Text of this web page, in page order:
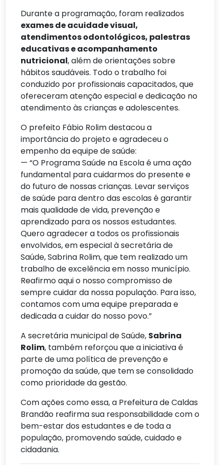
Durante a programação, foram realizados
exames de acuidade visual,
atendimentos odontológicos, palestras
educativas e acompanhamento
nutricional, além de orientações sobre
hábitos saudáveis. Todo o trabalho foi
conduzido por profissionais capacitados, que
ofereceram atenção especial e dedicação no
atendimento às crianças e adolescentes.
O prefeito Fábio Rolim destacou a
importância do projeto e agradeceu o
empenho da equipe de saúde:
— “O Programa Saúde na Escola é uma ação
fundamental para cuidarmos do presente e
do futuro de nossas crianças. Levar serviços
de saúde para dentro das escolas é garantir
mais qualidade de vida, prevenção e
aprendizado para os nossos estudantes.
Quero agradecer a todos os profissionais
envolvidos, em especial à secretária de
Saúde, Sabrina Rolim, que tem realizado um
trabalho de excelência em nosso município.
Reafirmo aqui o nosso compromisso de
sempre cuidar da nossa população. Para isso,
contamos com uma equipe preparada e
dedicada a cuidar do nosso povo.”
A secretária municipal de Saúde, Sabrina
Rolim, também reforçou que a iniciativa é
parte de uma política de prevenção e
promoção da saúde, que tem se consolidado
como prioridade da gestão.
Com ações como essa, a Prefeitura de Caldas
Brandão reafirma sua responsabilidade com o
bem-estar dos estudantes e de toda a
população, promovendo saúde, cuidado e
cidadania.